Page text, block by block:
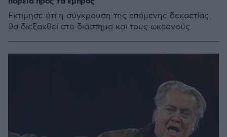
Eκτίμησε ότι η σύγκρουση της επόμενης δεκαετίας
θα διεξαχθεί στο διάστημα και τους ωκεανούς